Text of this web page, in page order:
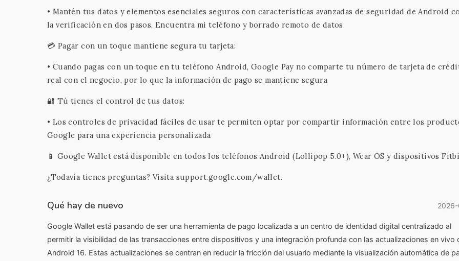
• Mantén tus datos y elementos esenciales seguros con características avanzadas de seguridad de Android
la verificación en dos pasos, Encuentra mi teléfono y borrado remoto de datos
💳 Pagar con un toque mantiene segura tu tarjeta:
• Cuando pagas con un toque en tu teléfono Android, Google Pay no comparte tu número de tarjeta de
real con el negocio, por lo que la información de pago se mantiene segura
🔐 Tú tienes el control de tus datos:
• Los controles de privacidad fáciles de usar te permiten optar por compartir información entre los
Google para una experiencia personalizada
📱 Google Wallet está disponible en todos los teléfonos Android (Lollipop 5.0+), Wear OS y dispositivos
¿Todavía tienes preguntas? Visita support.google.com/wallet.
Qué hay de nuevo
Google Wallet está pasando de ser una herramienta de pago localizada a un centro de identidad digital centralizado al
permitir la visibilidad de las transacciones entre dispositivos y una integración profunda con las actualizaciones en vivo
Android 16. Estas actualizaciones se centran en reducir la fricción del usuario mediante la visualización automática de